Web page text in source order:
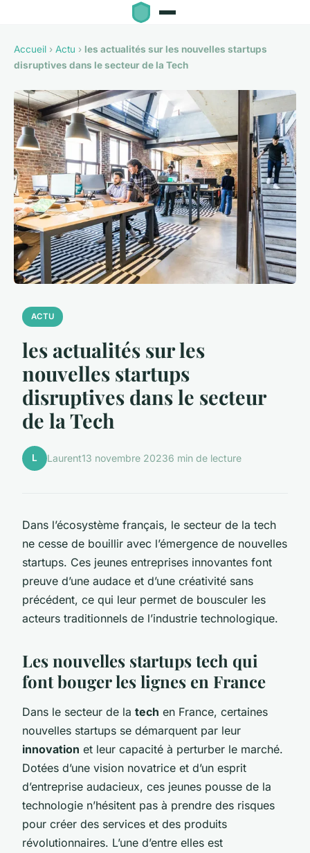
Accueil › Actu › les actualités sur les nouvelles startups
disruptives dans le secteur de la Tech
ACTU
les actualités sur les
nouvelles startups
disruptives dans le secteur
de la Tech
L Laurent13 novembre 20236 min de lecture
Dans l’écosystème français, le secteur de la tech
ne cesse de bouillir avec l’émergence de nouvelles
startups. Ces jeunes entreprises innovantes font
preuve d’une audace et d’une créativité sans
précédent, ce qui leur permet de bousculer les
acteurs traditionnels de l’industrie technologique.
Les nouvelles startups tech qui
font bouger les lignes en France
Dans le secteur de la tech en France, certaines
nouvelles startups se démarquent par leur
innovation et leur capacité à perturber le marché.
Dotées d’une vision novatrice et d’un esprit
d’entreprise audacieux, ces jeunes pousse de la
technologie n’hésitent pas à prendre des risques
pour créer des services et des produits
révolutionnaires. L’une d’entre elles est